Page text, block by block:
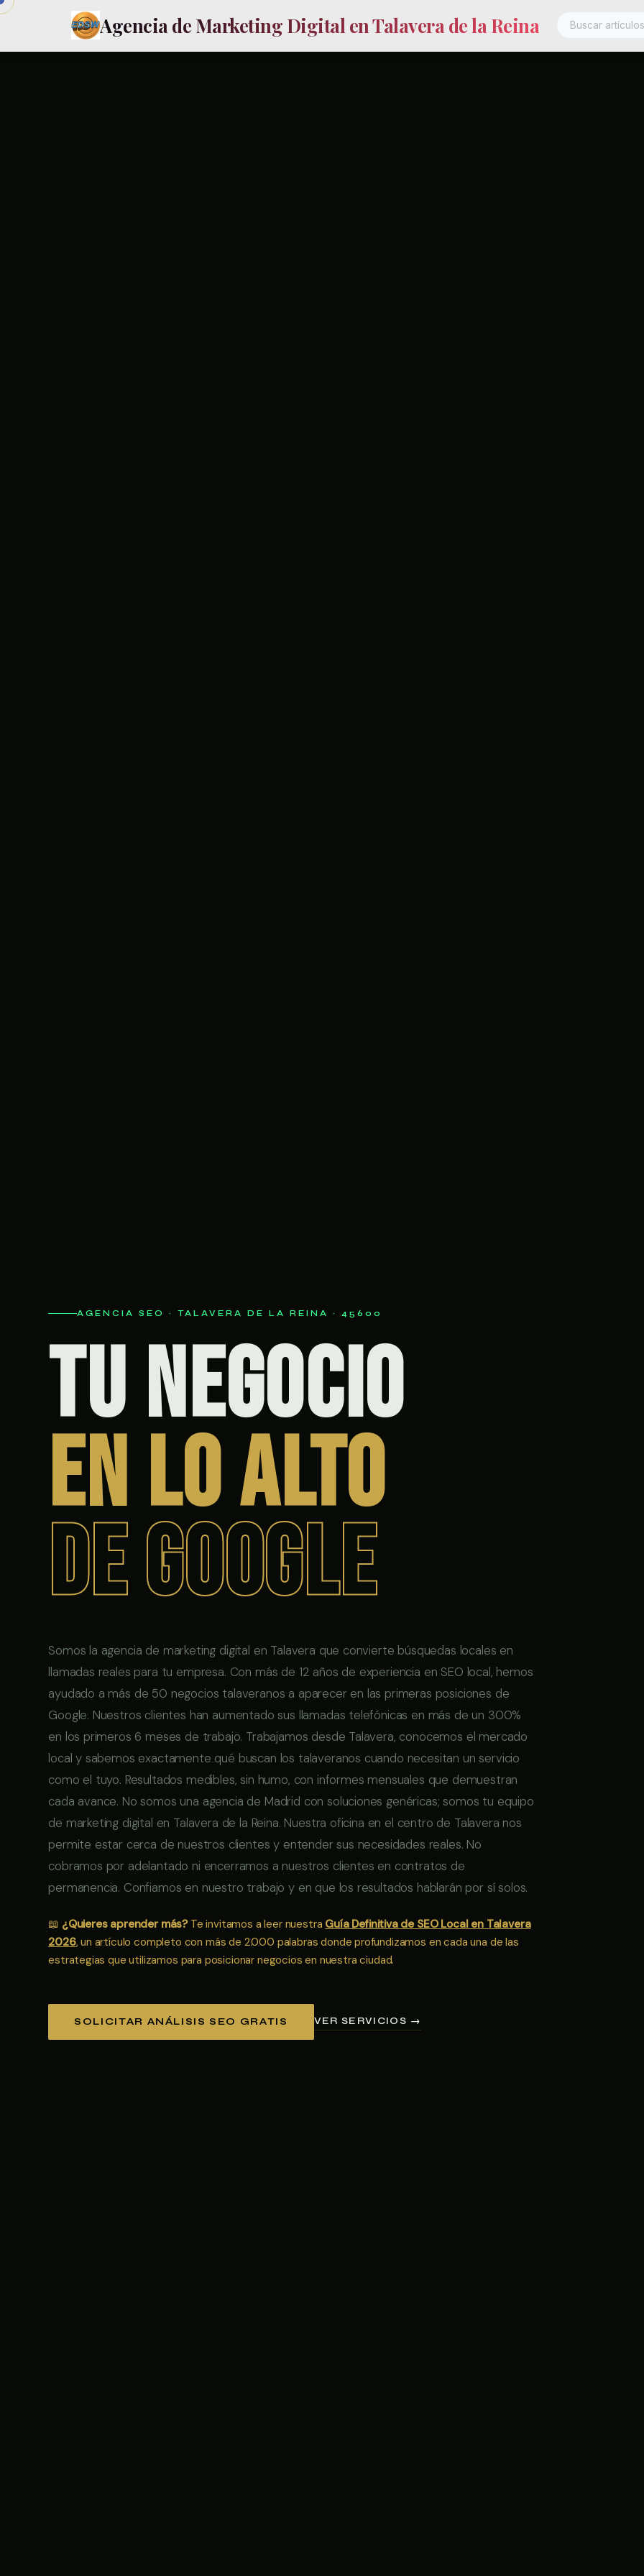
Agencia de Marketing Digital en Talavera de la Reina
AGENCIA SEO · TALAVERA DE LA REINA · 45600
Tu negocio
en lo alto
de Google
Somos la agencia de marketing digital en Talavera que convierte búsquedas locales en
llamadas reales para tu empresa. Con más de 12 años de experiencia en SEO local, hemos
ayudado a más de 50 negocios talaveranos a aparecer en las primeras posiciones de
Google. Nuestros clientes han aumentado sus llamadas telefónicas en más de un 300%
en los primeros 6 meses de trabajo. Trabajamos desde Talavera, conocemos el mercado
local y sabemos exactamente qué buscan los talaveranos cuando necesitan un servicio
como el tuyo. Resultados medibles, sin humo, con informes mensuales que demuestran
cada avance. No somos una agencia de Madrid con soluciones genéricas; somos tu equipo
de marketing digital en Talavera de la Reina. Nuestra oficina en el centro de Talavera nos
permite estar cerca de nuestros clientes y entender sus necesidades reales. No
cobramos por adelantado ni encerramos a nuestros clientes en contratos de
permanencia. Confiamos en nuestro trabajo y en que los resultados hablarán por sí solos.
📖 ¿Quieres aprender más?Te invitamos a leer nuestra Guía Definitiva de SEO Local en Talavera
2026, un artículo completo con más de 2.000 palabras donde profundizamos en cada una de las
estrategias que utilizamos para posicionar negocios en nuestra ciudad.
SOLICITAR ANÁLISIS SEO GRATIS VER SERVICIOS →